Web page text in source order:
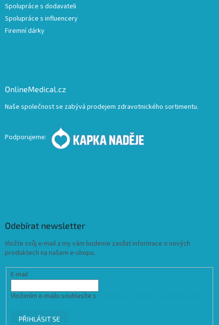
Spolupráce s dodavateli
Spolupráce s influencery
Firemní dárky
OnlineMedical.cz
Naše společnost se zabývá prodejem zdravotnického sortimentu.
Podporujeme:
Odebírat newsletter
Vložte svůj e-mail a my vám budeme zasílat informace o nových
produktech na našem e-shopu.
E-mail
Vložením e-mailu souhlasíte s
PŘIHLÁSIT SE